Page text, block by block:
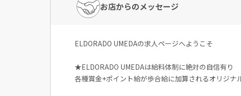
お店からのメッセージ
ELDORADO UMEDAの求人ページへようこそ
★ELDORADO UMEDAは給料体制に絶対の自信有り
各種賞金+ポイント給が歩合給に加算されるオリジ